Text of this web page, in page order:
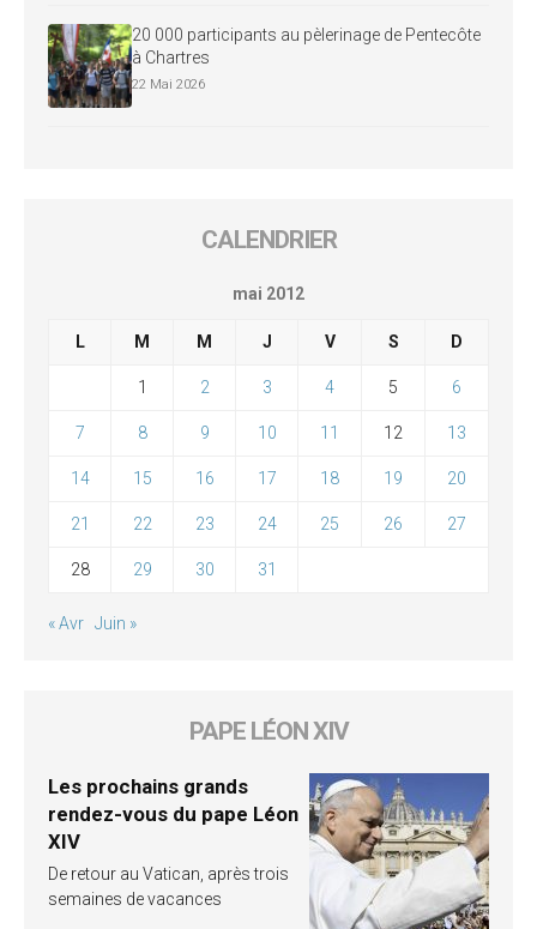
20 000 participants au pèlerinage de Pentecôte
à Chartres
22 Mai 2026
CALENDRIER
mai 2012
L M M J V S D
1 2 3 4 5 6
7 8 9 10 11 12 13
14 15 16 17 18 19 20
21 22 23 24 25 26 27
28 29 30 31
« Avr Juin »
PAPE LÉON XIV
Les prochains grands
rendez-vous du pape Léon
XIV
De retour au Vatican, après trois
semaines de vacances